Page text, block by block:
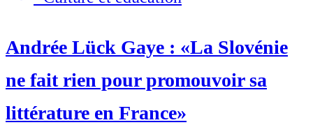
Andrée Lück Gaye : «La Slovénie
ne fait rien pour promouvoir sa
littérature en France»